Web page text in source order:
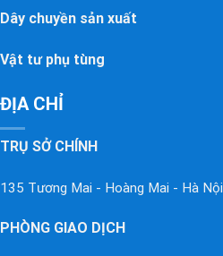
Dây chuyền sản xuất
Vật tư phụ tùng
ĐỊA CHỈ
TRỤ SỞ CHÍNH
135 Tương Mai - Hoàng Mai - Hà Nội
PHÒNG GIAO DỊCH